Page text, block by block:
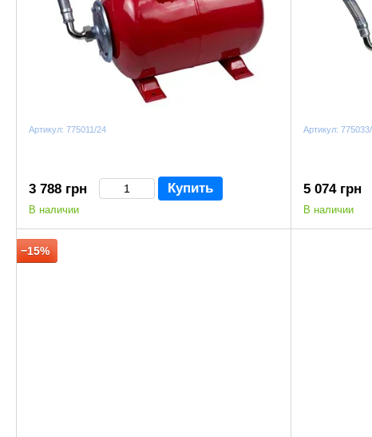
Артикул: 775011/24
3 788 грн Купить
В наличии
Артикул:
5 074 грн
В наличии
−15%